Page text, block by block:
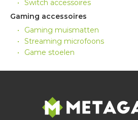
Switch accessoires
Gaming accessoires
Gaming muismatten
Streaming microfoons
Game stoelen